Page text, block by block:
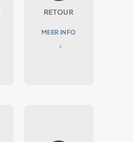
RETOUR
MEER INFO